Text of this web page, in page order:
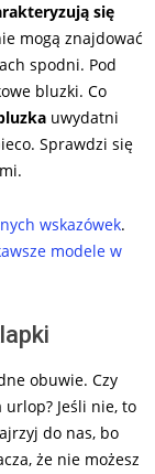
się
mogą znajdować
spodni. Pod
bluzki. Co
uwydatni
Sprawdzi się
wskazówek.
modele w
obuwie. Czy
Jeśli nie, to
do nas, bo
że nie możesz